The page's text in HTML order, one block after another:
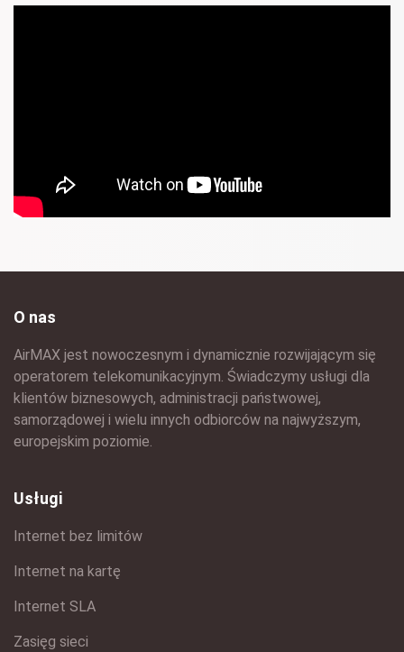
O nas
AirMAX jest nowoczesnym i dynamicznie rozwijającym się
operatorem telekomunikacyjnym. Świadczymy usługi dla
klientów biznesowych, administracji państwowej,
samorządowej i wielu innych odbiorców na najwyższym,
europejskim poziomie.
Usługi
Internet bez limitów
Internet na kartę
Internet SLA
Zasięg sieci